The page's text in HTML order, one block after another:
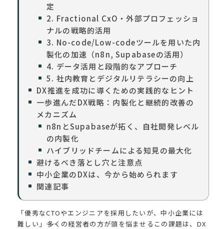
定
2. Fractional CxO・外部プロフェッショ
ナルの戦略的活用
3. No-code/Low-codeツールを用いた内
製化の加速（n8n, Supabaseの活用）
4. データ活用と段階的なアプローチ
5. 社内教育とデジタルリテラシーの向上
DX推進を成功に導くための実践的なヒント
一歩進んだDX戦略：内製化と継続的改善の
メカニズム
n8nとSupabaseが拓く、自社開発レベル
の内製化
ハイブリッドチームによる知見の最大化
避けるべき落とし穴と注意点
中小企業のDXは、今から始められます
関連記事
「優秀なCTOやエンジニアを採用したいが、中小企業には
難しい」――多くの経営者の方が頭を悩ませるこの課題は、DX